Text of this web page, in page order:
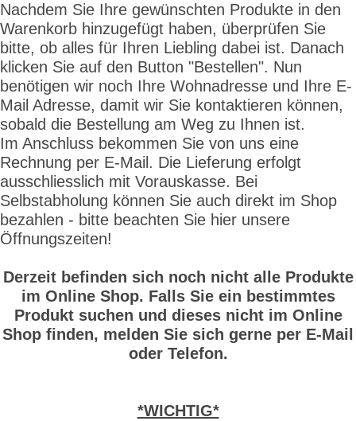
Nachdem Sie Ihre gewünschten Produkte in den
Warenkorb hinzugefügt haben, überprüfen Sie
bitte, ob alles für Ihren Liebling dabei ist. Danach
klicken Sie auf den Button "Bestellen". Nun
benötigen wir noch Ihre Wohnadresse und Ihre E-
Mail Adresse, damit wir Sie kontaktieren können,
sobald die Bestellung am Weg zu Ihnen ist.
Im Anschluss bekommen Sie von uns eine
Rechnung per E-Mail. Die Lieferung erfolgt
ausschliesslich mit Vorauskasse. Bei
Selbstabholung können Sie auch direkt im Shop
bezahlen - bitte beachten Sie hier unsere
Öffnungszeiten!
Derzeit befinden sich noch nicht alle Produkte
im Online Shop. Falls Sie ein bestimmtes
Produkt suchen und dieses nicht im Online
Shop finden, melden Sie sich gerne per E-Mail
oder Telefon.
*WICHTIG*